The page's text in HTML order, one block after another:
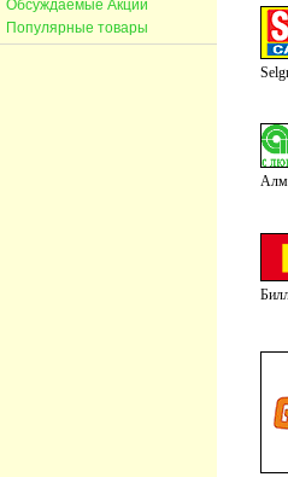
Обсуждаемые Акции
Популярные товары